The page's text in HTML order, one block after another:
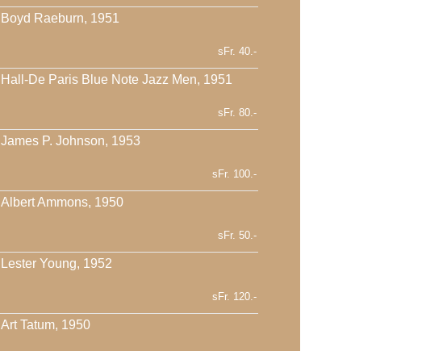
Boyd Raeburn, 1951
sFr. 40.-
Hall-De Paris Blue Note Jazz Men, 1951
sFr. 80.-
James P. Johnson, 1953
sFr. 100.-
Albert Ammons, 1950
sFr. 50.-
Lester Young, 1952
sFr. 120.-
Art Tatum, 1950